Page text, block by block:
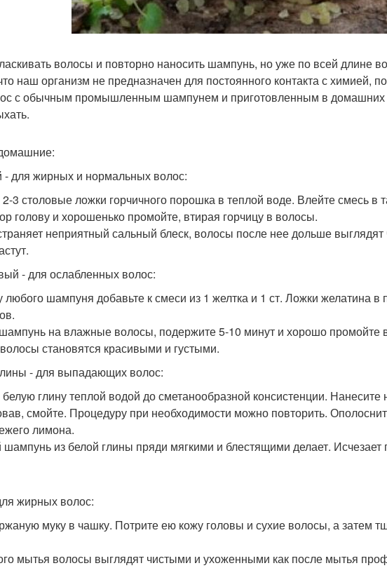
волосы и повторно наносить шампунь, но уже по всей длине
наш организм не предназначен для постоянного контакта с химией,
с обычным промышленным шампунем и приготовленным в домашних
- для жирных и нормальных волос:
3 столовые ложки горчичного порошка в теплой воде. Влейте смесь в
голову и хорошенько промойте, втирая горчицу в волосы.
неприятный сальный блеск, волосы после нее дольше
- для ослабленных волос:
любого шампуня добавьте к смеси из 1 желтка и 1 ст. Ложки желатина
на влажные волосы, подержите 5-10 минут и хорошо промойте
становятся красивыми и густыми.
- для выпадающих волос:
белую глину теплой водой до сметанообразной консистенции.
смойте. Процедуру при необходимости можно повторить.
лимона.
из белой глины пряди мягкими и блестящими делает. Исчезает
жирных волос:
муку в чашку. Потрите ею кожу головы и сухие волосы, а затем
мытья волосы выглядят чистыми и ухоженными как после мытья